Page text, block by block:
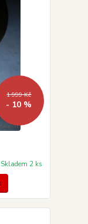
1 999 Kč
- 10 %
Skladem 2 ks